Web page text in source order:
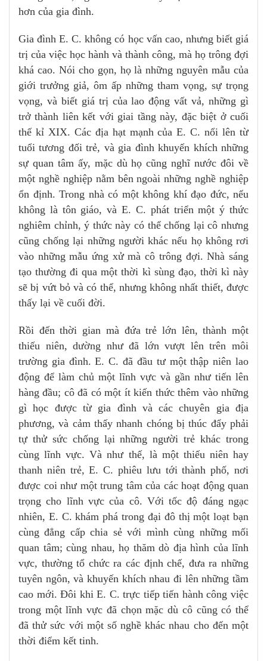
hơn của gia đình.
Gia đình E. C. không có học vấn cao, nhưng biết giá
trị của việc học hành và thành công, mà họ trông đợi
khá cao. Nói cho gọn, họ là những nguyên mẫu của
giới trưởng giả, ôm ấp những tham vọng, sự trọng
vọng, và biết giá trị của lao động vất vả, những gì
trở thành liên kết với giai tầng này, đặc biệt ở cuối
thế kỉ XIX. Các địa hạt mạnh của E. C. nổi lên từ
tuổi tương đối trẻ, và gia đình khuyến khích những
sự quan tâm ấy, mặc dù họ cũng nghĩ nước đôi về
một nghề nghiệp nằm bên ngoài những nghề nghiệp
ổn định. Trong nhà có một không khí đạo đức, nếu
không là tôn giáo, và E. C. phát triển một ý thức
nghiêm chỉnh, ý thức này có thể chống lại cô nhưng
cũng chống lại những người khác nếu họ không rơi
vào những mẫu ứng xử mà cô trông đợi. Nhà sáng
tạo thường đi qua một thời kì sùng đạo, thời kì này
sẽ bị vứt bỏ và có thể, nhưng không nhất thiết, được
thấy lại về cuối đời.
Rồi đến thời gian mà đứa trẻ lớn lên, thành một
thiếu niên, dường như đã lớn vượt lên trên môi
trường gia đình. E. C. đã đầu tư một thập niên lao
động để làm chủ một lĩnh vực và gần như tiến lên
hàng đầu; cô đã có một ít kiến thức thêm vào những
gì học được từ gia đình và các chuyên gia địa
phương, và cảm thấy nhanh chóng bị thúc đẩy phải
tự thử sức chống lại những người trẻ khác trong
cùng lĩnh vực. Và như thế, là một thiếu niên hay
thanh niên trẻ, E. C. phiêu lưu tới thành phố, nơi
được coi như một trung tâm của các hoạt động quan
trọng cho lĩnh vực của cô. Với tốc độ đáng ngạc
nhiên, E. C. khám phá trong đại đô thị một loạt bạn
cùng đẳng cấp chia sẻ với mình cùng những mối
quan tâm; cùng nhau, họ thăm dò địa hình của lĩnh
vực, thường tổ chức ra các định chế, đưa ra những
tuyên ngôn, và khuyến khích nhau đi lên những tầm
cao mới. Đôi khi E. C. trực tiếp tiến hành công việc
trong một lĩnh vực đã chọn mặc dù cô cũng có thể
đã thử sức với một số nghề khác nhau cho đến một
thời điểm kết tinh.